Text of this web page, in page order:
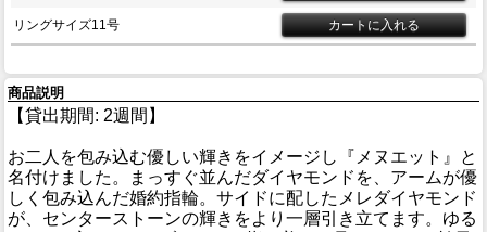
リングサイズ11号
商品説明
【貸出期間: 2週間】
お二人を包み込む優しい輝きをイメージし『メヌエット』と
名付けました。まっすぐ並んだダイヤモンドを、アームが優
しく包み込んだ婚約指輪。サイドに配したメレダイヤモンド
が、センターストーンの輝きをより一層引き立てます。ゆる